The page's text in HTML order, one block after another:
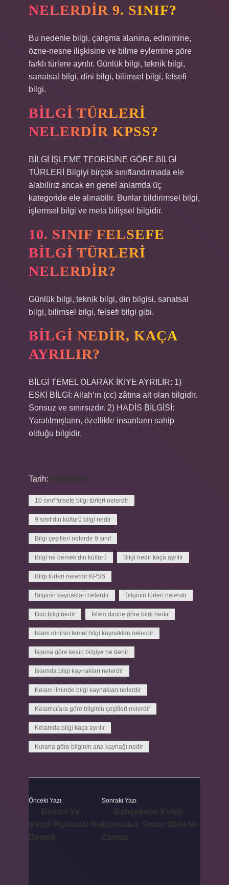
NELERDIR 9. SINIF?
Bu nedenle bilgi, çalışma alanına, edinimine,
özne-nesne ilişkisine ve bilme eylemine göre
farklı türlere ayrılır. Günlük bilgi, teknik bilgi,
sanatsal bilgi, dini bilgi, bilimsel bilgi, felsefi
bilgi.
BILGI TÜRLERI
NELERDIR KPSS?
BİLGİ İŞLEME TEORİSİNE GÖRE BİLGİ
TÜRLERİ Bilgiyi birçok sınıflandırmada ele
alabiliriz ancak en genel anlamda üç
kategoride ele alınabilir. Bunlar bildirimsel bilgi,
işlemsel bilgi ve meta bilişsel bilgidir.
10. SINIF FELSEFE
BILGI TÜRLERI
NELERDIR?
Günlük bilgi, teknik bilgi, din bilgisi, sanatsal
bilgi, bilimsel bilgi, felsefi bilgi gibi.
BILGI NEDIR, KAÇA
AYRILIR?
BİLGİ TEMEL OLARAK İKİYE AYRILIR: 1)
ESKİ BİLGİ: Allah’ın (cc) zâtına ait olan bilgidir.
Sonsuz ve sınırsızdır. 2) HADİS BİLGİSİ:
Yaratılmışların, özellikle insanların sahip
olduğu bilgidir.
Tarih:
10 sınıf felsefe bilgi türleri nelerdir
9 sınıf din kültürü bilgi nedir
Bilgi çeşitleri nelerdir 9 sınıf
Bilgi ne demek din kültürü Bilgi nedir kaça ayrılır
Bilgi türleri nelerdir KPSS
Bilginin kaynakları nelerdir Bilginin türleri nelerdir
Dini bilgi nedir İslam dinine göre bilgi nedir
İslam dininin temel bilgi kaynakları nelerdir
İslama göre kesin bilgiye ne denir
İslamda bilgi kaynakları nelerdir
Kelam ilminde bilgi kaynakları nelerdir
Kelamcılara göre bilginin çeşitleri nelerdir
Kelamda bilgi kaça ayrılır
Kurana göre bilginin ana kaynağı nedir
Önceki Yazı Sonraki Yazı